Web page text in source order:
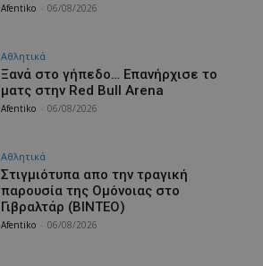
Afentiko 06/08/2026
Αθλητικά
Ξανά στο γήπεδο… Επανήρχισε το
ματς στην Red Bull Arena
Afentiko 06/08/2026
Αθλητικά
Στιγμιότυπα απο την τραγική
παρουσία της Ομόνοιας στο
Γιβραλτάρ (ΒΙΝΤΕΟ)
Afentiko 06/08/2026